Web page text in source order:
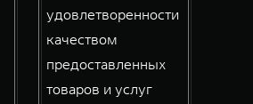
удовлетворенности
качеством
предоставленных
товаров и услуг